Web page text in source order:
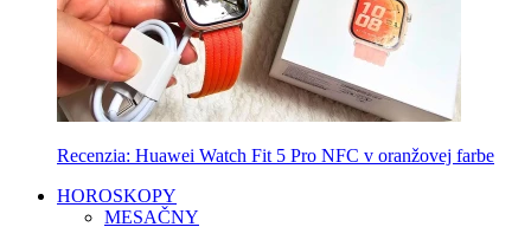
Recenzia: Huawei Watch Fit 5 Pro NFC v oranžovej farbe
HOROSKOPY
MESAČNY